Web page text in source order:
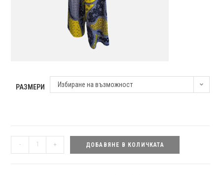
РАЗМЕРИ Избиране на възможност
количество
за
- + ДОБАВЯНЕ В КОЛИЧКАТА